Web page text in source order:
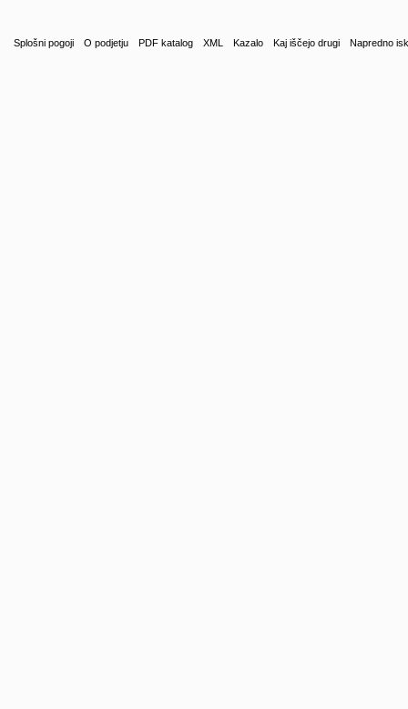
Splošni pogoji O podjetju PDF katalog XML Kazalo Kaj iščejo drugi Napredno